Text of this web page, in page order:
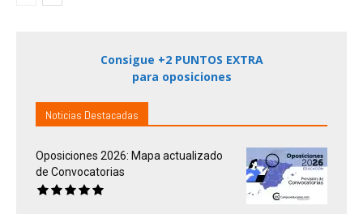
Consigue +2 PUNTOS EXTRA
para oposiciones
Noticias Destacadas
Oposiciones 2026: Mapa actualizado
de Convocatorias